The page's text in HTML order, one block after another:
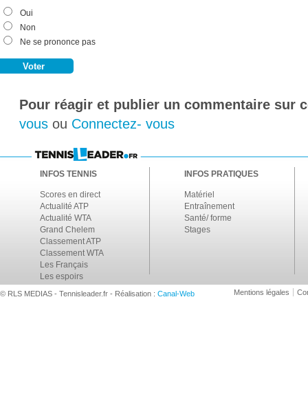
Oui
Non
Ne se prononce pas
Pour réagir et publier un commentaire sur
vous ou Connectez- vous
INFOS TENNIS
Scores en direct
Actualité ATP
Actualité WTA
Grand Chelem
Classement ATP
Classement WTA
Les Français
Les espoirs
INFOS PRATIQUES
Matériel
Entraînement
Santé/ forme
Stages
© RLS MEDIAS - Tennisleader.fr - Réalisation : Canal-Web Mentions légales